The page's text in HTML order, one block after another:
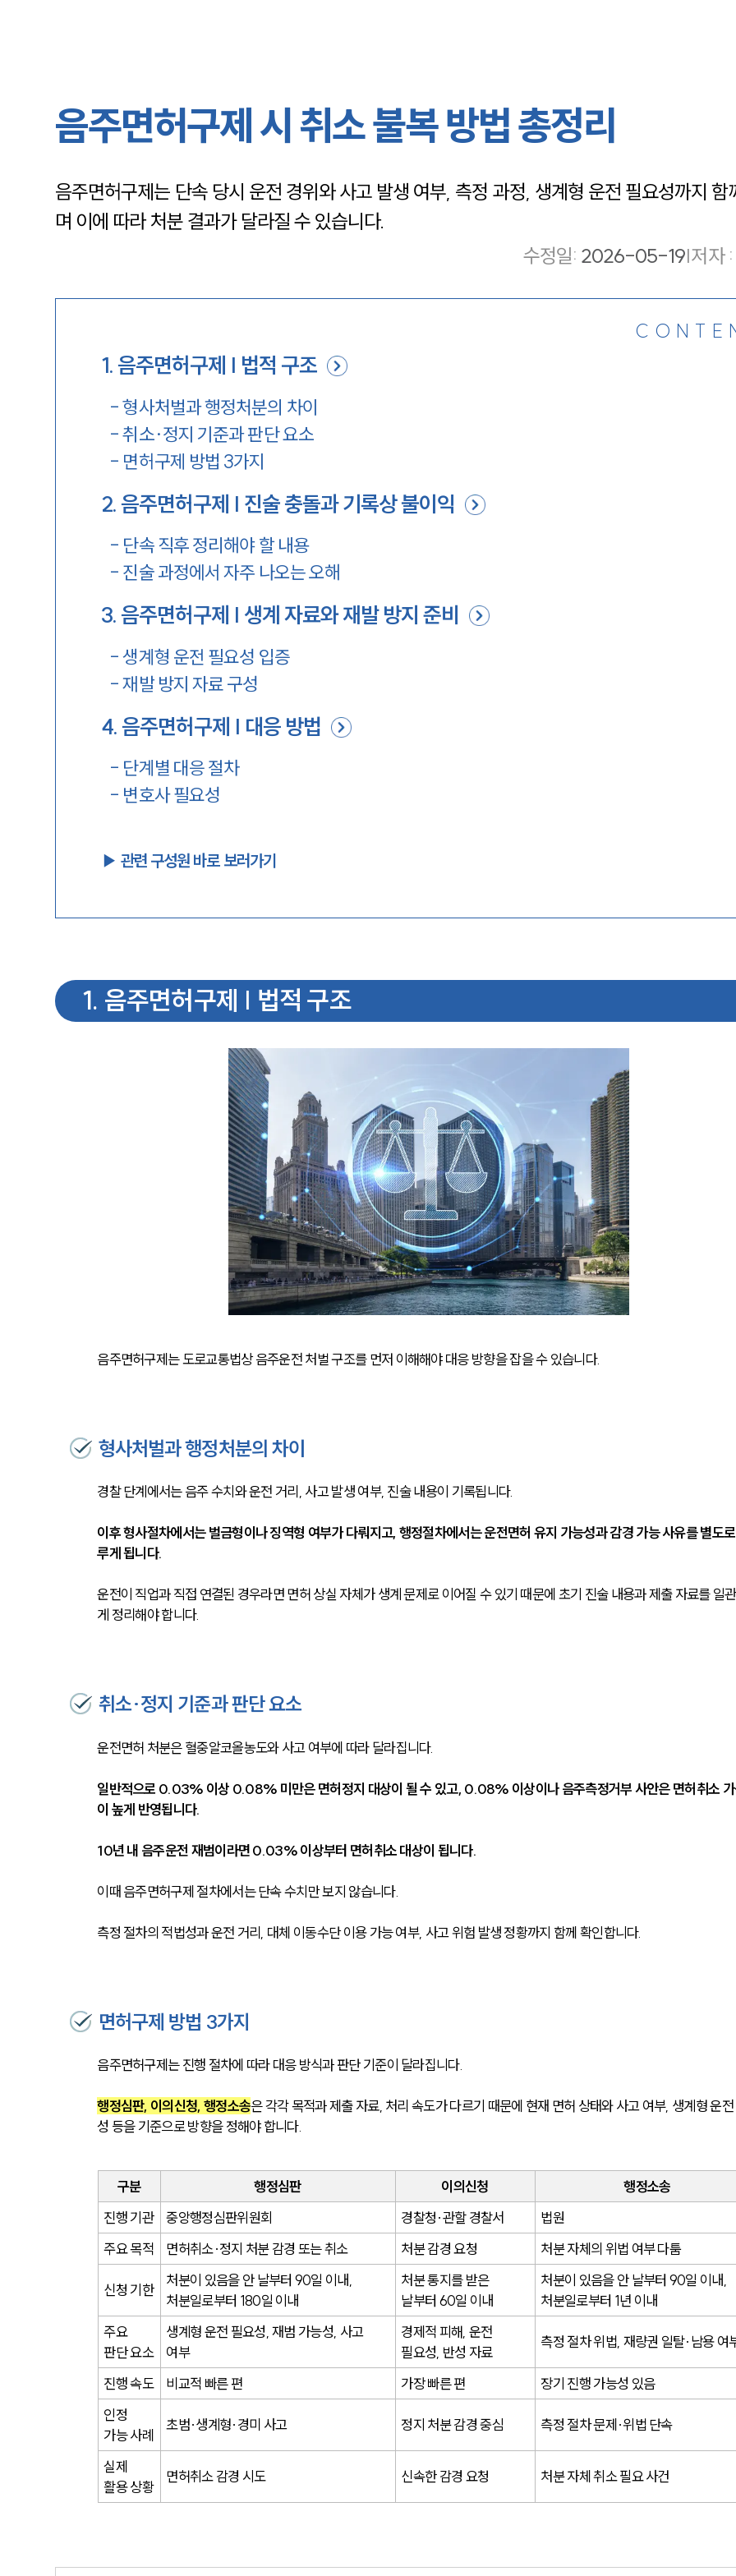
음주면허구제 시 취소 불복 방법 총정리
음주면허구제는 단속 당시 운전 경위와 사고 발생 여부, 측정 과정, 생계형 운전 필요성까지 함
며 이에 따라 처분 결과가 달라질 수 있습니다.
수정일: 2026-05-19|저자 :
1.음주면허구제 | 법적 구조
-형사처벌과 행정처분의 차이
-취소·정지 기준과 판단 요소
- 면허구제 방법 3가지
2.음주면허구제 | 진술 충돌과 기록상 불이익
- 단속 직후 정리해야 할 내용
- 진술 과정에서 자주 나오는 오해
3.음주면허구제 | 생계 자료와 재발 방지 준비
-생계형 운전 필요성 입증
-재발 방지 자료 구성
4.음주면허구제 | 대응 방법
- 단계별 대응 절차
- 변호사 필요성
▶︎ 관련 구성원 바로 보러가기
1. 음주면허구제 | 법적 구조
음주면허구제는 도로교통법상 음주운전 처벌 구조를 먼저 이해해야 대응 방향을 잡을 수 있습니다.
형사처벌과 행정처분의 차이
경찰 단계에서는 음주 수치와 운전 거리, 사고 발생 여부, 진술 내용이 기록됩니다.
이후 형사절차에서는 벌금형이나 징역형 여부가 다뤄지고, 행정절차에서는 운전면허 유지 가능성과 감경 가능 사유를 별도
루게 됩니다.
운전이 직업과 직접 연결된 경우라면 면허 상실 자체가 생계 문제로 이어질 수 있기 때문에 초기 진술 내용과 제출 자료를 일
게 정리해야 합니다.
취소·정지 기준과 판단 요소
운전면허 처분은 혈중알코올농도와 사고 여부에 따라 달라집니다.
일반적으로 0.03% 이상 0.08% 미만은 면허정지 대상이 될 수 있고, 0.08% 이상이나 음주측정거부 사안은 면허취소
이 높게 반영됩니다.
10년 내 음주운전 재범이라면 0.03% 이상부터 면허취소 대상이 됩니다.
이때 음주면허구제 절차에서는 단속 수치만 보지 않습니다.
측정 절차의 적법성과 운전 거리, 대체 이동수단 이용 가능 여부, 사고 위험 발생 정황까지 함께 확인합니다.
면허구제 방법 3가지
음주면허구제는 진행 절차에 따라 대응 방식과 판단 기준이 달라집니다.
행정심판, 이의신청, 행정소송은 각각 목적과 제출 자료, 처리 속도가 다르기 때문에 현재 면허 상태와 사고 여부, 생계형 운
성 등을 기준으로 방향을 정해야 합니다.
구분 행정심판 이의신청
행정소송
진행 기관
중앙행정심판위원회 경찰청·관할 경찰서
법원
주요 목적
면허취소·정지 처분 감경 또는 취소 처분 감경 요청 처분 자체의 위법 여부 다툼
신청 기한
처분이 있음을 안 날부터 90일 이내,
처분일로부터 180일 이내
처분 통지를 받은
날부터 60일 이내
처분이 있음을 안 날부터 90일 이내,
처분일로부터 1년 이내
주요
판단 요소
생계형 운전 필요성, 재범 가능성, 사고
여부
경제적 피해, 운전
필요성, 반성 자료
측정 절차 위법, 재량권 일탈·남용 여
진행 속도 비교적 빠른 편 가장 빠른 편
장기 진행 가능성 있음
인정
가능 사례
초범·생계형·경미 사고 정지 처분 감경 중심 측정 절차 문제·위법 단속
실제
활용 상황
면허취소 감경 시도 신속한 감경 요청 처분 자체 취소 필요 사건